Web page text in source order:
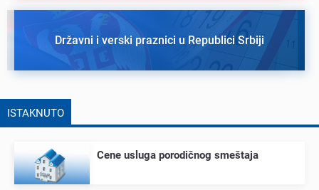
Državni i verski praznici u Republici Srbiji
ISTAKNUTO
Cеnе usluga porodičnog smеštaja